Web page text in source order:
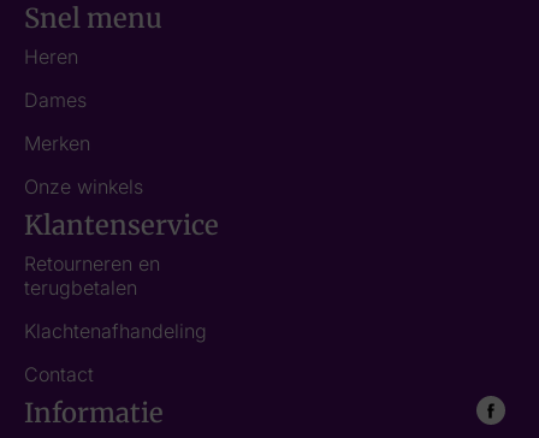
Snel menu
Heren
Dames
Merken
Onze winkels
Klantenservice
Retourneren en
terugbetalen
Klachtenafhandeling
Contact
Informatie